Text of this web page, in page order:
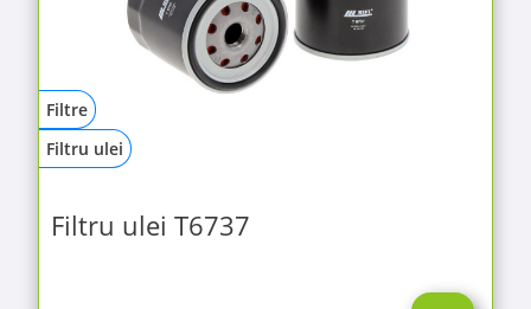
Filtre
Filtru ulei
Filtru ulei T6737